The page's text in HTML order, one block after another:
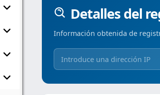
Detalles del
Información obtenida de